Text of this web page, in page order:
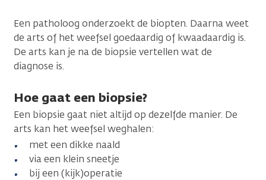
Een patholoog onderzoekt de biopten. Daarna weet
de arts of het weefsel goedaardig of kwaadaardig is.
De arts kan je na de biopsie vertellen wat de
diagnose is.
Hoe gaat een biopsie?
Een biopsie gaat niet altijd op dezelfde manier. De
arts kan het weefsel weghalen:
met een dikke naald
via een klein sneetje
bij een (kijk)operatie